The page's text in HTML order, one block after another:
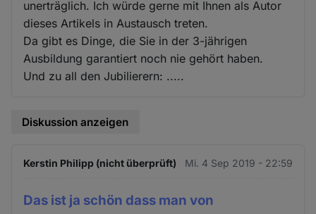
unerträglich. Ich würde gerne mit Ihnen als Autor
dieses Artikels in Austausch treten.
Da gibt es Dinge, die Sie in der 3-jährigen
Ausbildung garantiert noch nie gehört haben.
Und zu all den Jubilierern: .....
Diskussion anzeigen
Kerstin Philipp (nicht überprüft) Mi. 4 Sep 2019 - 22:59
Das ist ja schön dass man von